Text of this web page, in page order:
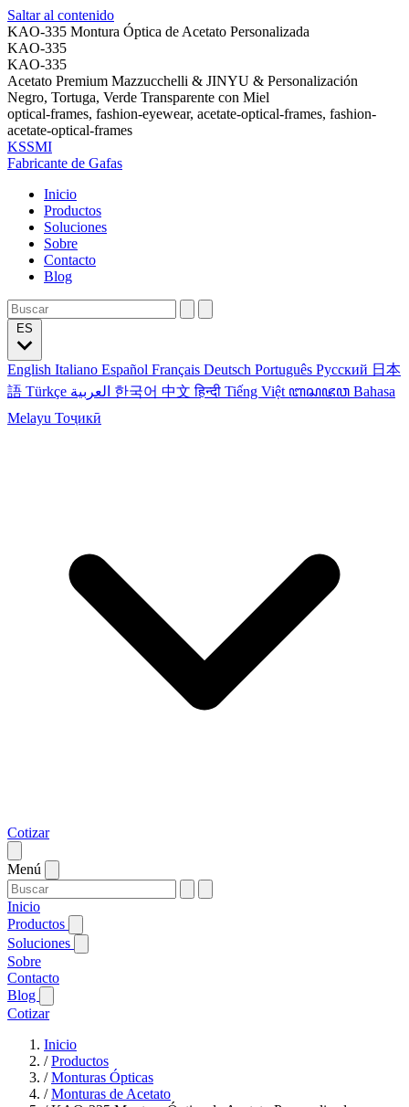
Saltar al contenido
KAO-335 Montura Óptica de Acetato Personalizada
KAO-335
KAO-335
Acetato Premium Mazzucchelli & JINYU & Personalización
Negro, Tortuga, Verde Transparente con Miel
optical-frames, fashion-eyewear, acetate-optical-frames, fashion-
acetate-optical-frames
KSSMI
Fabricante de Gafas
Inicio
Productos
Soluciones
Sobre
Contacto
Blog
English Italiano Español Français Deutsch Português Русский 日本
語 Türkçe 한국어 中文हिन्दी Tiếng Việt ꦧꦱꦗꦮ Bahasa
Melayu Тоҷикӣ
Cotizar
Menú
Inicio
Productos
Soluciones
Sobre
Contacto
Blog
Cotizar
Inicio
/Productos
/Monturas Ópticas
/Monturas de Acetato